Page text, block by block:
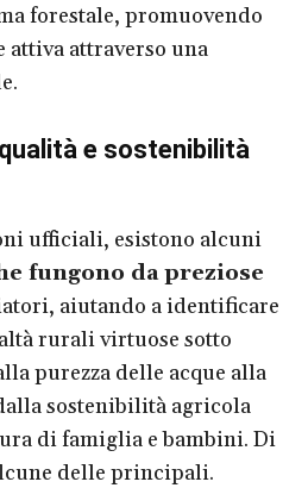
forestale, promuovendo
attiva attraverso una
e sostenibilità
ufficiali, esistono alcuni
fungono da preziose
aiutando a identificare
rurali virtuose sotto
purezza delle acque alla
sostenibilità agricola
di famiglia e bambini. Di
delle principali.